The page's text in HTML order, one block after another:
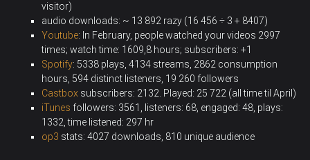
visitor)
audio downloads: ~ 13 892 razy (16 456 ÷ 3 + 8407)
Youtube: In February, people watched your videos 2997
times; watch time: 1609,8 hours; subscribers: +1
Spotify: 5338 plays, 4134 streams, 2862 consumption
hours, 594 distinct listeners, 19 260 followers
Castbox subscribers: 2132. Played: 25 722 (all time til April)
iTunes followers: 3561, listeners: 68, engaged: 48, plays:
1332, time listened: 297 hr
op3 stats: 4027 downloads, 810 unique audience